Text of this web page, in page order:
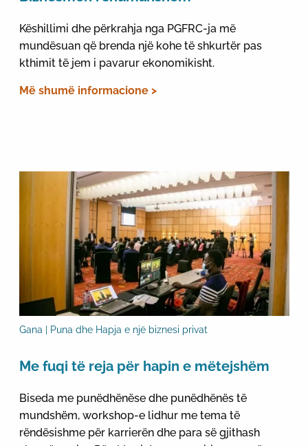
Këshillimi dhe përkrahja nga PGFRC-ja më
mundësuan që brenda një kohe të shkurtër pas
kthimit të jem i pavarur ekonomikisht.
Më shumë informacione >
Gana | Puna dhe Hapja e një biznesi privat
Me fuqi të reja për hapin e mëtejshëm
Biseda me punëdhënëse dhe punëdhënës të
mundshëm, workshop-e lidhur me tema të
rëndësishme për karrierën dhe para së gjithash